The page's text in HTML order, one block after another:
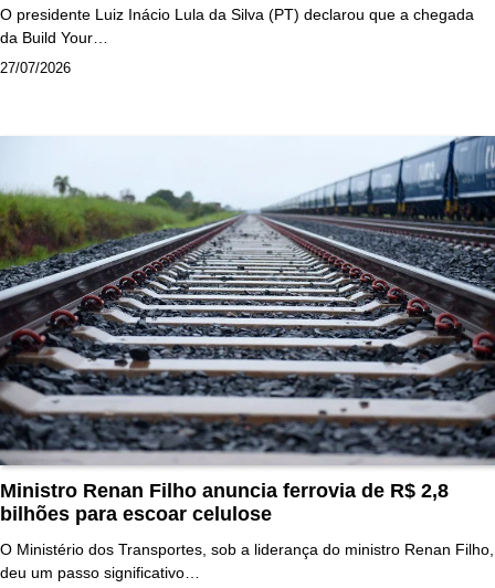
O presidente Luiz Inácio Lula da Silva (PT) declarou que a chegada
da Build Your…
27/07/2026
Ministro Renan Filho anuncia ferrovia de R$ 2,8
bilhões para escoar celulose
O Ministério dos Transportes, sob a liderança do ministro Renan Filho,
deu um passo significativo…